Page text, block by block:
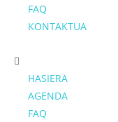
FAQ
KONTAKTUA
HASIERA
AGENDA
FAQ